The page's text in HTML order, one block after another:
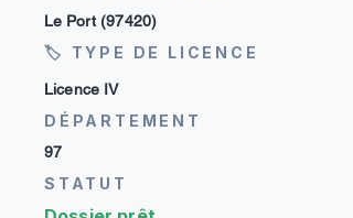
Le Port (97420)
🏷 TYPE DE LICENCE
Licence IV
DÉPARTEMENT
97
STATUT